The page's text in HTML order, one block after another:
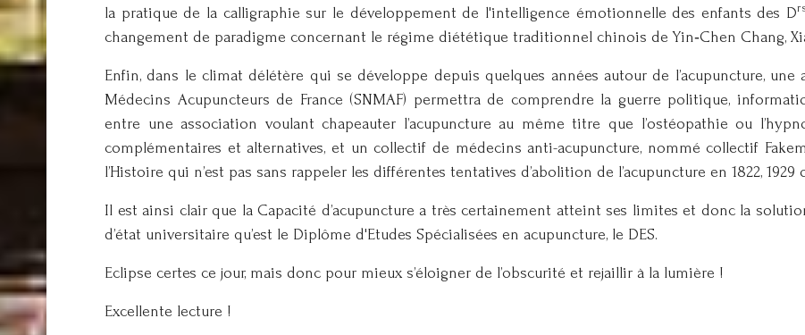
la pratique de la calligraphie sur le développement de l'intelligence émotionnelle des enfants des D
changement de paradigme concernant le régime diététique traditionnel chinois de Yin‑Chen Chang, Xia
Enfin, dans le climat délétère qui se développe depuis quelques années autour de l’acupuncture,
Médecins Acupuncteurs de France (SNMAF) permettra de comprendre la guerre politique,
entre une association voulant chapeauter l’acupuncture au même titre que l’ostéopathie ou
complémentaires et alternatives, et un collectif de médecins anti-acupuncture, nommé collectif
l’Histoire qui n’est pas sans rappeler les différentes tentatives d’abolition de l’acupuncture en 1822,
Il est ainsi clair que la Capacité d’acupuncture a très certainement atteint ses limites et donc la
d’état universitaire qu’est le Diplôme d'Etudes Spécialisées en acupuncture, le DES.
Eclipse certes ce jour, mais donc pour mieux s’éloigner de l’obscurité et rejaillir à la lumière !
Excellente lecture !